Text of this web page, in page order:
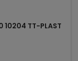
10204 TT-PLAST